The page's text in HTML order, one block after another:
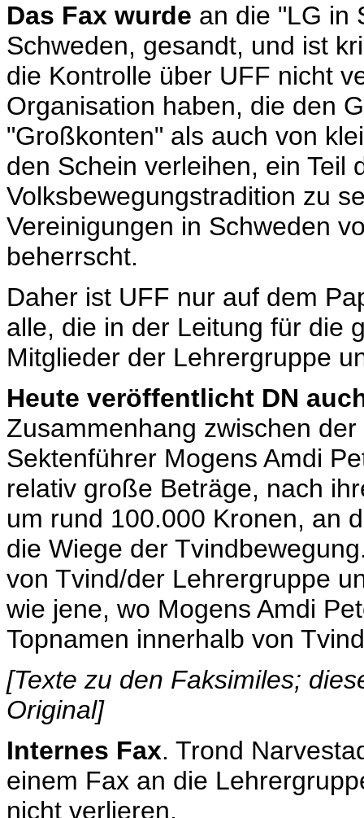
Das Fax wurde an die "LG in
Schweden, gesandt, und ist
die Kontrolle über UFF nicht
Organisation haben, die den
"Großkonten" als auch von
den Schein verleihen, ein Teil
Volksbewegungstradition zu
Vereinigungen in Schweden
beherrscht.
Daher ist UFF nur auf dem
alle, die in der Leitung für die
Mitglieder der Lehrergruppe
Heute veröffentlicht DN
Zusammenhang zwischen
Sektenführer Mogens Amdi
relativ große Beträge, nach
um rund 100.000 Kronen, an
die Wiege der
von Tvind/der Lehrergruppe
wie jene, wo Mogens Amdi
Topnamen innerhalb von
[Texte zu den Faksimiles;
Original]
Internes Fax. Trond
einem Fax an die
nicht verlieren.